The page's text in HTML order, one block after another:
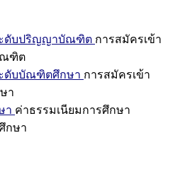
ะดับปริญญาบัณฑิต การสมัครเข้า
ณฑิต
ดับบัณฑิตศึกษา การสมัครเข้า
า
า ค่าธรรมเนียมการศึกษา
กษา